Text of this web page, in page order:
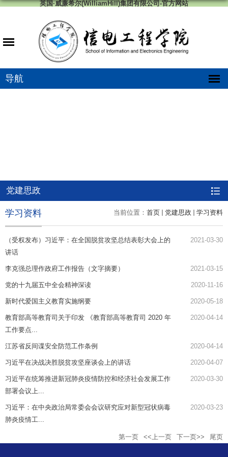
英国·威廉希尔(WilliamHill)集团有限公司-官方网站
导航
党建思政
当前位置： 首页 党建思政 学习资料
学习资料
（受权发布）习近平：在全国脱贫攻坚总结表彰大会上的
讲话
2021-03-30
李克强总理作政府工作报告（文字摘要） 2021-03-15
党的十九届五中全会精神深读 2020-11-16
新时代爱国主义教育实施纲要 2020-05-18
教育部高等教育司关于印发 《教育部高等教育司 2020 年
工作要点...
2020-04-14
江苏省反间谍安全防范工作条例 2020-04-14
习近平在决战决胜脱贫攻坚座谈会上的讲话 2020-04-07
习近平在统筹推进新冠肺炎疫情防控和经济社会发展工作
部署会议上...
2020-03-30
习近平：在中央政治局常委会会议研究应对新型冠状病毒
肺炎疫情工...
2020-03-23
第一页 <<上一页 下一页>> 尾页